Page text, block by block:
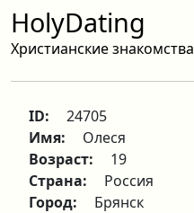
HolyDating
Христианские знакомства
ID:
24705
Имя:
Олеся
Возраст:
19
Страна:
Россия
Город:
Брянск